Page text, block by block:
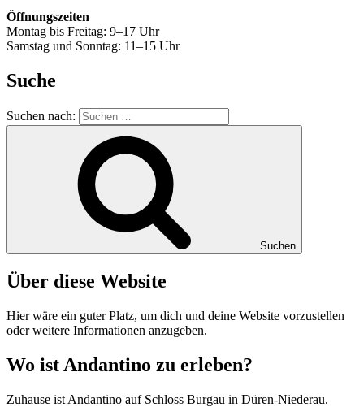
Öffnungszeiten
Montag bis Freitag: 9–17 Uhr
Samstag und Sonntag: 11–15 Uhr
Suche
Suchen nach:
Suchen
Über diese Website
Hier wäre ein guter Platz, um dich und deine Website vorzustellen
oder weitere Informationen anzugeben.
Wo ist Andantino zu erleben?
Zuhause ist Andantino auf Schloss Burgau in Düren-Niederau.